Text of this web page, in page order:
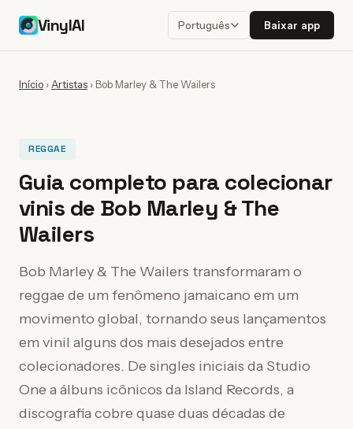
VinylAI Português Baixar app
Início › Artistas › Bob Marley & The Wailers
REGGAE
Guia completo para colecionar
vinis de Bob Marley & The
Wailers
Bob Marley & The Wailers transformaram o
reggae de um fenômeno jamaicano em um
movimento global, tornando seus lançamentos
em vinil alguns dos mais desejados entre
colecionadores. De singles iniciais da Studio
One a álbuns icônicos da Island Records, a
discografia cobre quase duas décadas de